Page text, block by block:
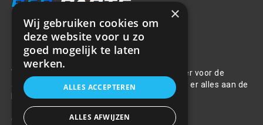
Over ons
Welkom bij R&R Parts Automotive, uw partner voor de
aanschaf van alle auto accessoires. Wij doen er alles aan de
beste selectie, service & prijs te bieden.
Contact
×
Wij gebruiken cookies om
deze website voor u zo
goed mogelijk te laten
werken.
ALLES ACCEPTEREN
ALLES AFWIJZEN